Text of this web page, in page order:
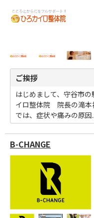
ご挨拶
はじめまして、守谷市
イロ整体院 院長の滝本
では、症状や痛みの原因
B-CHANGE